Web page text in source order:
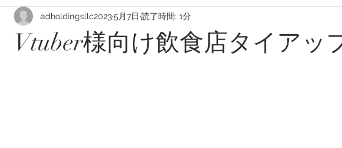
Vtuber様向け飲食店タイアッ
adholdingsllc20235月7日 読了時間: 1分